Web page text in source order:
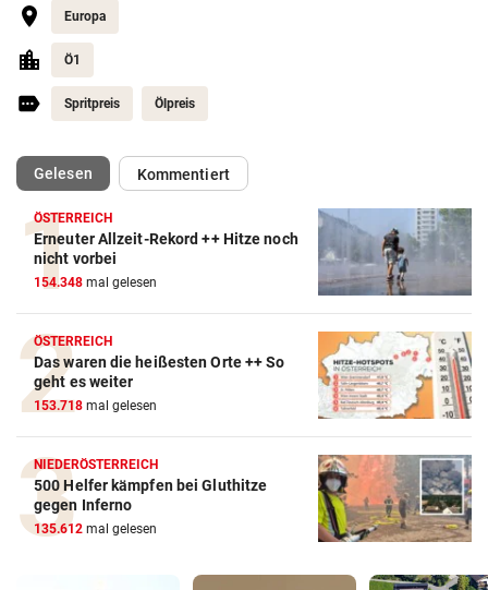
Europa
Ö1
Spritpreis Ölpreis
Gelesen(ausgewählt)Kommentiert
ÖSTERREICH
Erneuter Allzeit-Rekord ++ Hitze noch
nicht vorbei
154.348 mal gelesen
ÖSTERREICH
Das waren die heißesten Orte ++ So
geht es weiter
153.718 mal gelesen
NIEDERÖSTERREICH
500 Helfer kämpfen bei Gluthitze
gegen Inferno
135.612 mal gelesen